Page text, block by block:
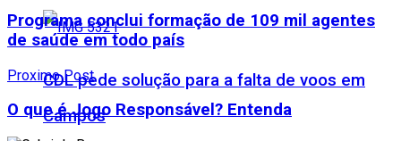
CDL pede solução para a falta de voos em
Campos
Programa conclui formação de 109 mil agentes
de saúde em todo país
Proximo Post
O que é Jogo Responsável? Entenda